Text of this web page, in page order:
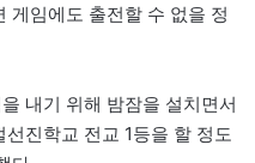
게임에도 출전할 수 없을 정
내기 위해 밤잠을 설치면서
진학교 전교 1등을 할 정도